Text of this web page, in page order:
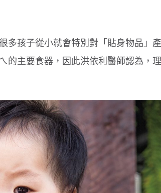
多孩子從小就會特別對「貼身物品」
的主要食器，因此洪依利醫師認為，